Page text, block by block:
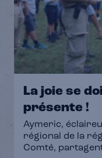
La joie se
présente !
Aymeric,
régional de la
Comté,